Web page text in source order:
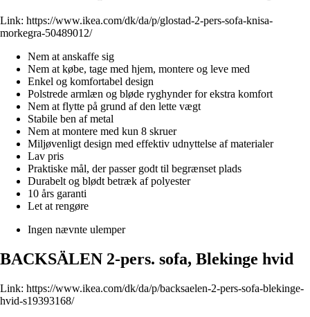
Link: https://www.ikea.com/dk/da/p/glostad-2-pers-sofa-knisa-
morkegra-50489012/
Nem at anskaffe sig
Nem at købe, tage med hjem, montere og leve med
Enkel og komfortabel design
Polstrede armlæn og bløde ryghynder for ekstra komfort
Nem at flytte på grund af den lette vægt
Stabile ben af metal
Nem at montere med kun 8 skruer
Miljøvenligt design med effektiv udnyttelse af materialer
Lav pris
Praktiske mål, der passer godt til begrænset plads
Durabelt og blødt betræk af polyester
10 års garanti
Let at rengøre
Ingen nævnte ulemper
BACKSÄLEN 2-pers. sofa, Blekinge hvid
Link: https://www.ikea.com/dk/da/p/backsaelen-2-pers-sofa-blekinge-
hvid-s19393168/